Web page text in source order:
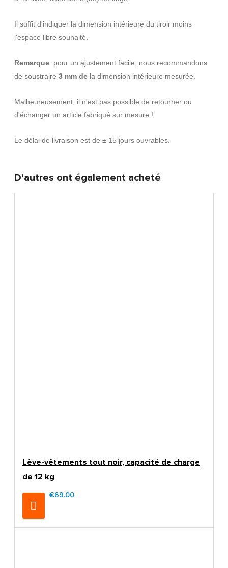
Il suffit d'indiquer la dimension intérieure du tiroir moins
l'espace libre souhaité.
Remarque: pour un ajustement facile, nous recommandons
de soustraire 3 mm de la dimension intérieure mesurée.
Malheureusement, il n'est pas possible de retourner ou
d'échanger un article fabriqué sur mesure !
Le délai de livraison est de ± 15 jours ouvrables.
D'autres ont également acheté
Lève-vêtements tout noir, capacité de charge
de 12 kg
€85.00 €69.00